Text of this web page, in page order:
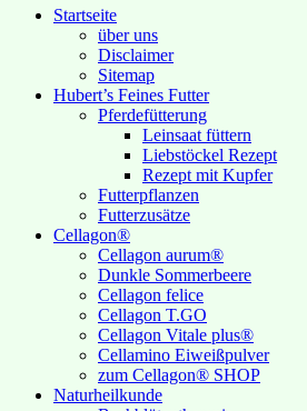
Startseite
über uns
Disclaimer
Sitemap
Hubert’s Feines Futter
Pferdefütterung
Leinsaat füttern
Liebstöckel Rezept
Rezept mit Kupfer
Futterpflanzen
Futterzusätze
Cellagon®
Cellagon aurum®
Dunkle Sommerbeere
Cellagon felice
Cellagon T.GO
Cellagon Vitale plus®
Cellamino Eiweißpulver
zum Cellagon® SHOP
Naturheilkunde